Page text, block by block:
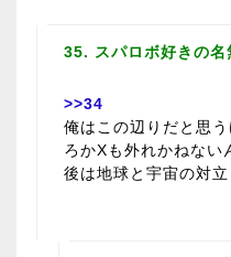
35. スパロボ好きの名
>>34
俺はこの辺りだと思
ろかXも外れかねない
後は地球と宇宙の対